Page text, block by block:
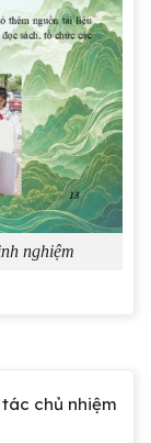
nghiệm
chủ nhiệm